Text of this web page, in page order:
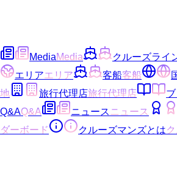
MediaMedia クルーズライ
エリアエリア 客船客船
地
旅行代理店旅行代理店
Q&AQ&A ニュースニュース
ダーボード
クルーズマンズとは